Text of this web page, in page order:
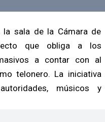
sala de la Cámara de
que obliga a los
a contar con al
telonero. La iniciativa
músicos y